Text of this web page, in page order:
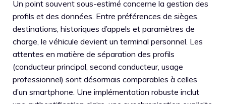
Un point souvent sous-estimé concerne la gestion des
profils et des données. Entre préférences de sièges,
destinations, historiques d’appels et paramètres de
charge, le véhicule devient un terminal personnel. Les
attentes en matière de séparation des profils
(conducteur principal, second conducteur, usage
professionnel) sont désormais comparables à celles
d’un smartphone. Une implémentation robuste inclut